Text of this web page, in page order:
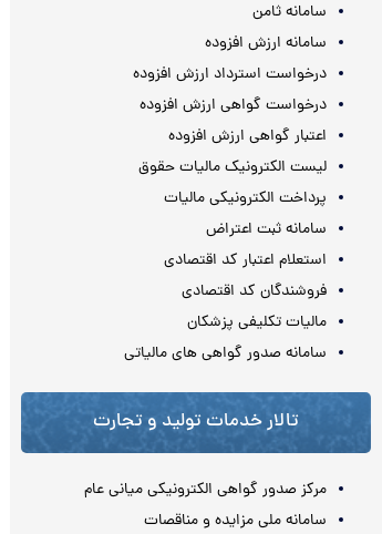
سامانه ثامن
سامانه ارزش افزوده
درخواست استرداد ارزش افزوده
درخواست گواهی ارزش افزوده
اعتبار گواهی ارزش افزوده
لیست الکترونیک مالیات حقوق
پرداخت الکترونیکی مالیات
سامانه ثبت اعتراض
استعلام اعتبار کد اقتصادی
فروشندگان کد اقتصادی
مالیات تکلیفی پزشکان
سامانه صدور گواهی های مالیاتی
تالار خدمات تولید و تجارت
مرکز صدور گواهی الکترونیکی میانی عام
سامانه ملی مزایده و مناقصات